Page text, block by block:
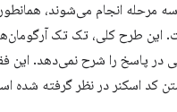
مرحله انجام می‌شوند،
این طرح کلی، تک تک
پاسخ را شرح نمی‌دهد. این
کد اسکنر در نظر گرفته شده